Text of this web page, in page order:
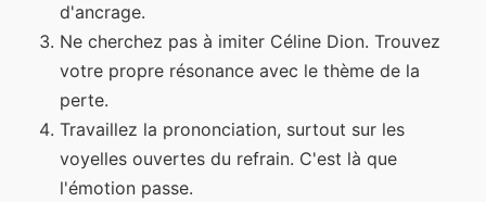
d'ancrage.
Ne cherchez pas à imiter Céline Dion. Trouvez
votre propre résonance avec le thème de la
perte.
Travaillez la prononciation, surtout sur les
voyelles ouvertes du refrain. C'est là que
l'émotion passe.